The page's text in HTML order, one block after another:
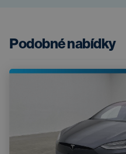
Podobné nabídky